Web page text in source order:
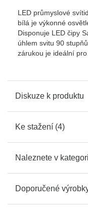
LED průmyslové
bílá je výkonné
Disponuje LED čipy
úhlem svitu 90
zárukou je ideální
Diskuze k produktu
Ke stažení (4)
Naleznete v
Doporučené